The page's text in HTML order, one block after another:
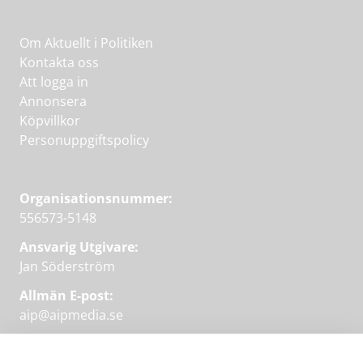
Om Aktuellt i Politiken
Kontakta oss
Att logga in
Annonsera
Köpvillkor
Personuppgiftspolicy
Organisationsnummer:
556573-5148
Ansvarig Utgivare:
Jan Söderström
Allmän E-post:
aip@aipmedia.se